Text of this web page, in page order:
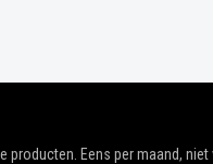
producten. Eens per maand, niet